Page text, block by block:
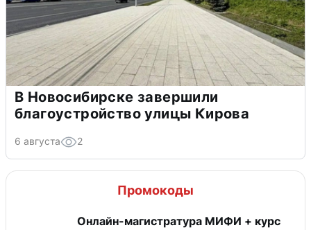
В Новосибирске завершили
благоустройство улицы Кирова
6 августа 2
Промокоды
Онлайн-магистратура МИФИ + курс